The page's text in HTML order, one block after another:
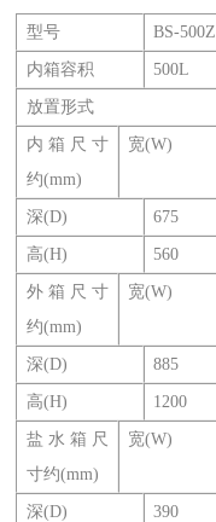
型号 BS-500Z
内箱容积 500L
放置形式
内箱尺寸
约(mm)
宽(W)
深(D) 675
高(H) 560
外箱尺寸
约(mm)
宽(W)
深(D) 885
高(H) 1200
盐水箱尺
寸约(mm)
宽(W)
深(D) 390